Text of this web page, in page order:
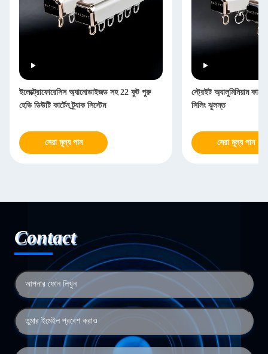
ইলেক্ট্রোফোরেসিস অ্যানোডাইজড সহ 22 ফুট পুরু
হেভি ডিউটি ​​কার্টেন ট্র্যাক সিস্টেম
সেরা মূল্য পান
স্ট্রেইট অ্যালুমিনিয়াম
সিলিং ঝুলন্ত
সেরা মূল্য পান
Contact